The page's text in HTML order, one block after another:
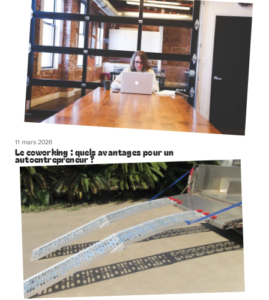
11 mars 2026
Le coworking : quels avantages pour un
autoentrepreneur ?